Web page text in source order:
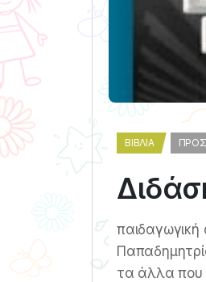
ΒΙΒΛΊΑ
παιδαγωγική
τα άλλα που